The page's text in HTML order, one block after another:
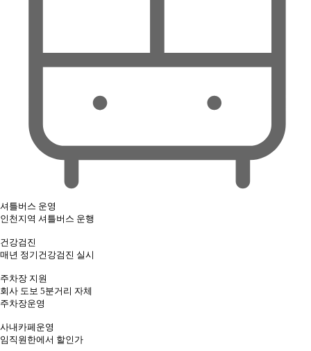
셔틀버스 운영
인천지역 셔틀버스 운행
건강검진
매년 정기건강검진 실시
주차장 지원
회사 도보 5분거리 자체
주차장운영
사내카페운영
임직원한에서 할인가